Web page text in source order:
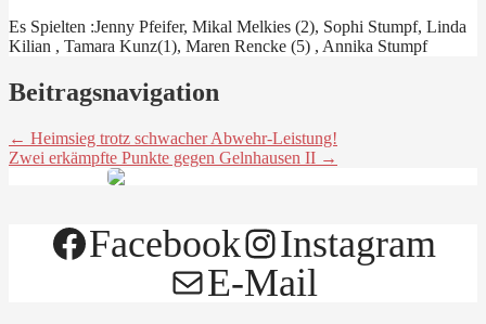
Es Spielten :Jenny Pfeifer, Mikal Melkies (2), Sophi Stumpf, Linda
Kilian , Tamara Kunz(1), Maren Rencke (5) , Annika Stumpf
Beitragsnavigation
← Heimsieg trotz schwacher Abwehr-Leistung!
Zwei erkämpfte Punkte gegen Gelnhausen II →
Facebook
Instagram
E-Mail